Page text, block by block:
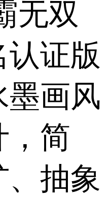
无双
证版
墨画风
，简
抽象